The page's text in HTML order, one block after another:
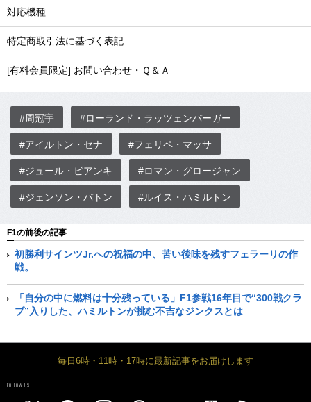
対応機種
特定商取引法に基づく表記
[有料会員限定] お問い合わせ・Ｑ＆Ａ
#周冠宇 #ローランド・ラッツェンバーガー
#アイルトン・セナ #フェリペ・マッサ
#ジュール・ビアンキ #ロマン・グロージャン
#ジェンソン・バトン #ルイス・ハミルトン
F1の前後の記事
初勝利サインツJr.への祝福の中、苦い後味を残すフェラーリの作
戦。
「自分の中に燃料は十分残っている」F1参戦16年目で“300戦クラ
ブ”入りした、ハミルトンが挑む不吉なジンクスとは
毎日6時・11時・17時に最新記事をお届けします
FOLLOW US